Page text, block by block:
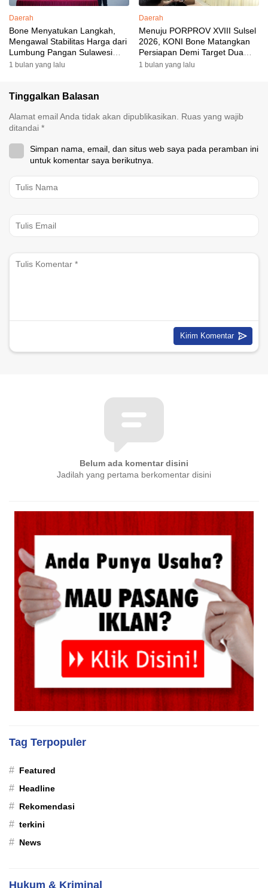
Daerah
Bone Menyatukan Langkah,
Mengawal Stabilitas Harga dari
Lumbung Pangan Sulawesi
Selatan
1 bulan yang lalu
Daerah
Menuju PORPROV XVIII Sulsel
2026, KONI Bone Matangkan
Persiapan Demi Target Dua
Besar
1 bulan yang lalu
Tinggalkan Balasan
Alamat email Anda tidak akan dipublikasikan.
Ruas yang wajib
ditandai *
Simpan nama, email, dan situs web saya pada peramban ini
untuk komentar saya berikutnya.
Belum ada komentar disini
Jadilah yang pertama berkomentar disini
Tag Terpopuler
# Featured
# Headline
# Rekomendasi
# terkini
# News
Hukum & Kriminal